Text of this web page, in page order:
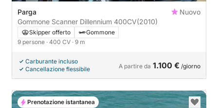
Parga
Nuovo
Gommone Scanner Dillennium 400CV(2010)
Skipper offerto
Gommone
9 persone · 400 CV · 9 m
Carburante incluso
Cancellazione flessibile
A partire da 1.100 € /giorno
Prenotazione istantanea